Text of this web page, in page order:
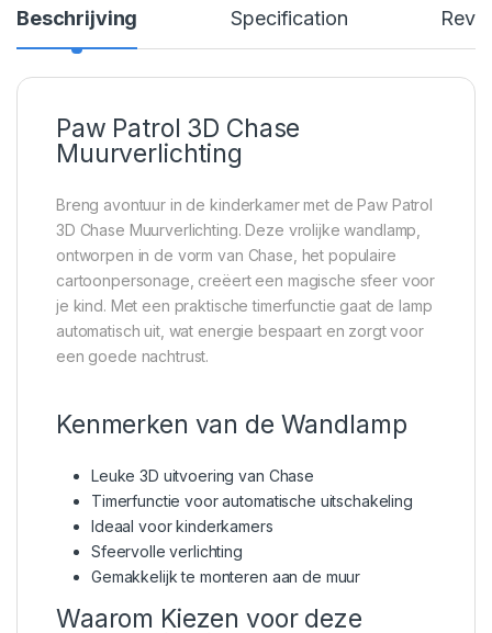
Beschrijving Specification
Paw Patrol 3D Chase
Muurverlichting
Breng avontuur in de kinderkamer met de Paw Patrol
3D Chase Muurverlichting. Deze vrolijke wandlamp,
ontworpen in de vorm van Chase, het populaire
cartoonpersonage, creëert een magische sfeer voor
je kind. Met een praktische timerfunctie gaat de lamp
automatisch uit, wat energie bespaart en zorgt voor
een goede nachtrust.
Kenmerken van de Wandlamp
Leuke 3D uitvoering van Chase
Timerfunctie voor automatische uitschakeling
Ideaal voor kinderkamers
Sfeervolle verlichting
Gemakkelijk te monteren aan de muur
Waarom Kiezen voor deze